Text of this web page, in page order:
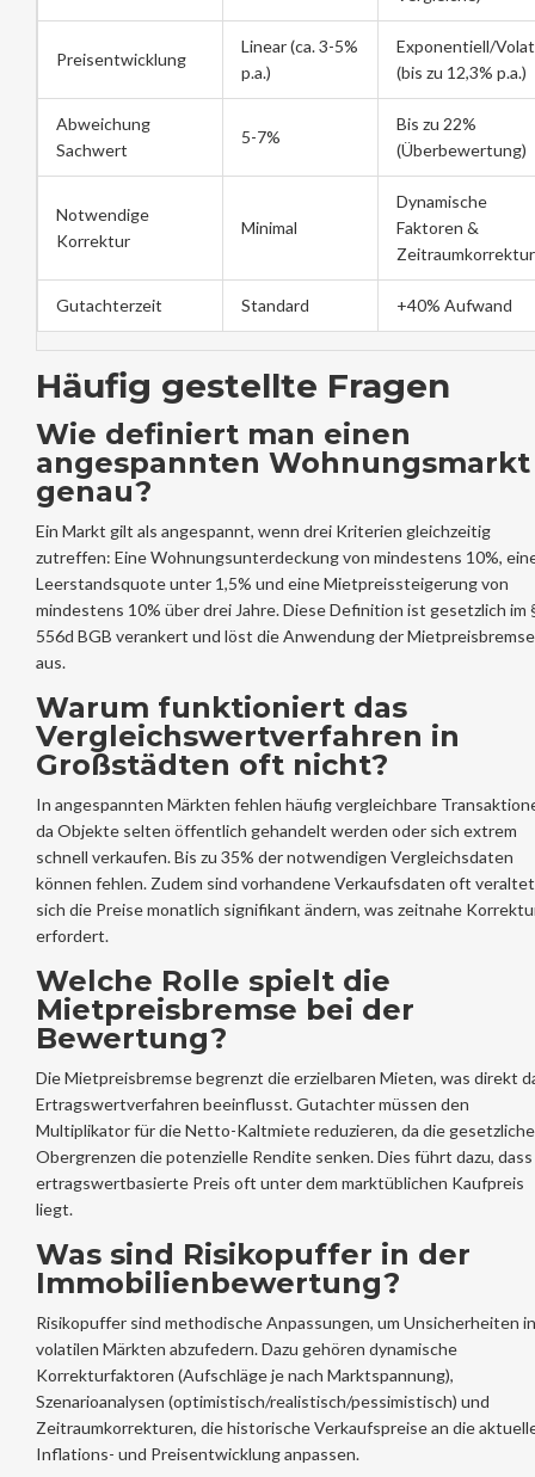
Preisentwicklung
Linear (ca. 3-5%
p.a.)
Exponentiell/
(bis zu 12,3% p.a.)
Abweichung
Sachwert
5-7%
Bis zu 22%
(Überbewertung)
Notwendige
Korrektur
Minimal
Dynamische
Faktoren &
Zeitraumkorrektur
Gutachterzeit Standard +40% Aufwand
Häufig gestellte Fragen
Wie definiert man einen
angespannten Wohnungsmarkt
genau?
Ein Markt gilt als angespannt, wenn drei Kriterien gleichzeitig
zutreffen: Eine Wohnungsunterdeckung von mindestens 10%,
Leerstandsquote unter 1,5% und eine Mietpreissteigerung von
mindestens 10% über drei Jahre. Diese Definition ist gesetzlich im
556d BGB verankert und löst die Anwendung der Mietpreisbremse
aus.
Warum funktioniert das
Vergleichswertverfahren in
Großstädten oft nicht?
In angespannten Märkten fehlen häufig vergleichbare
da Objekte selten öffentlich gehandelt werden oder sich extrem
schnell verkaufen. Bis zu 35% der notwendigen Vergleichsdaten
können fehlen. Zudem sind vorhandene Verkaufsdaten oft
sich die Preise monatlich signifikant ändern, was zeitnahe
erfordert.
Welche Rolle spielt die
Mietpreisbremse bei der
Bewertung?
Die Mietpreisbremse begrenzt die erzielbaren Mieten, was direkt
Ertragswertverfahren beeinflusst. Gutachter müssen den
Multiplikator für die Netto-Kaltmiete reduzieren, da die
Obergrenzen die potenzielle Rendite senken. Dies führt dazu,
ertragswertbasierte Preis oft unter dem marktüblichen Kaufpreis
liegt.
Was sind Risikopuffer in der
Immobilienbewertung?
Risikopuffer sind methodische Anpassungen, um Unsicherheiten in
volatilen Märkten abzufedern. Dazu gehören dynamische
Korrekturfaktoren (Aufschläge je nach Marktspannung),
Szenarioanalysen (optimistisch/realistisch/pessimistisch) und
Zeitraumkorrekturen, die historische Verkaufspreise an die
Inflations- und Preisentwicklung anpassen.